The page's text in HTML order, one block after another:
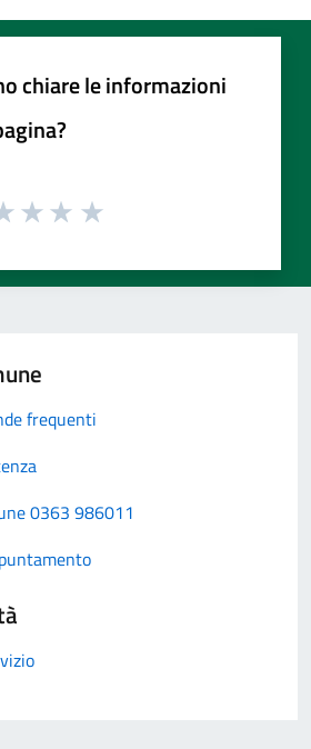
chiare le informazioni
frequenti
0363 986011